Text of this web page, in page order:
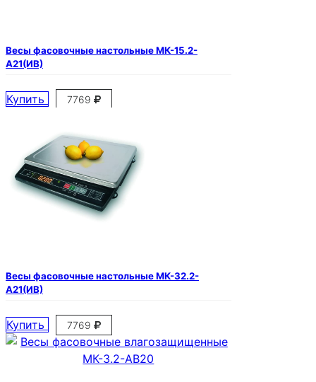
Весы фасовочные настольные МК-15.2-
А21(ИВ)
Купить 7769
Весы фасовочные настольные МК-32.2-
А21(ИВ)
Купить 7769